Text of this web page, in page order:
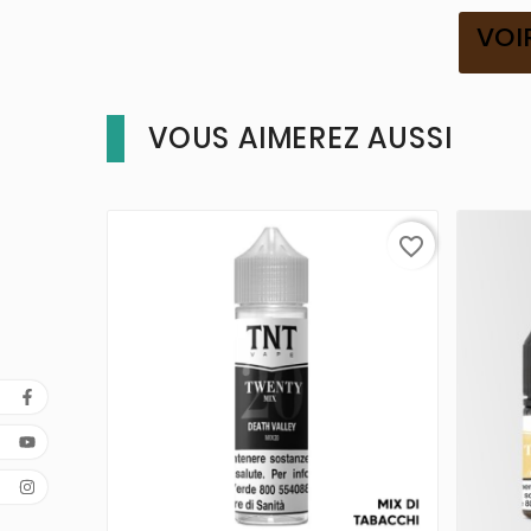
VOUS AIMEREZ AUSSI

favorite_border